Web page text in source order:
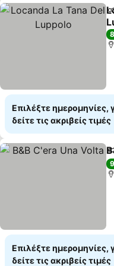
Επιλέξτε ημερομηνίες,
δείτε τις ακριβείς τιμές
Επιλέξτε ημερομηνίες,
δείτε τις ακριβείς τιμές